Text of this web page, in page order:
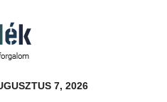
7, 2026